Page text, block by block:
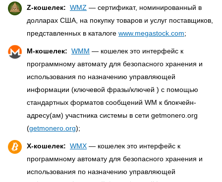
Z-кошелек: WMZ — сертификат, номинированный в
долларах США, на покупку товаров и услуг поставщиков,
представленных в каталоге www.megastock.com;
M-кошелек: WMM — кошелек это интерфейс к
программному автомату для безопасного хранения и
использования по назначению управляющей
информации (ключевой фразы/ключей ) с помощью
стандартных форматов сообщений WM к блокчейн-
адресу(ам) участника системы в сети getmonero.org
(getmonero.org);
X-кошелек: WMX — кошелек это интерфейс к
программному автомату для безопасного хранения и
использования по назначению управляющей